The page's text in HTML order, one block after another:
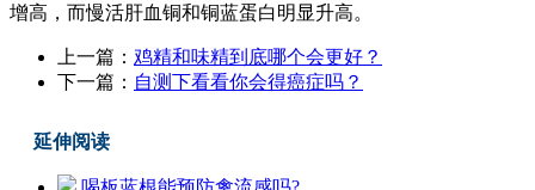
增高，而慢活肝血铜和铜蓝蛋白明显升高。
上一篇： 鸡精和味精到底哪个会更好？
下一篇： 自测下看看你会得癌症吗？
延伸阅读